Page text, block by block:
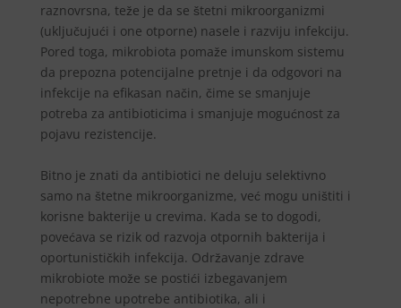
raznovrsna, teže je da se štetni mikroorganizmi
(uključujući i one otporne) nasele i razviju infekciju.
Pored toga, mikrobiota pomaže imunskom sistemu
da prepozna potencijalne pretnje i da odgovori na
infekcije na efikasan način, čime se smanjuje
potreba za antibioticima i smanjuje mogućnost za
pojavu rezistencije.
Bitno je znati da antibiotici ne deluju selektivno
samo na štetne mikroorganizme, već mogu uništiti i
korisne bakterije u crevima. Kada se to dogodi,
povećava se rizik od razvoja otpornih bakterija i
oportunističkih infekcija. Održavanje zdrave
mikrobiote može se postići izbegavanjem
nepotrebne upotrebe antibiotika, ali i